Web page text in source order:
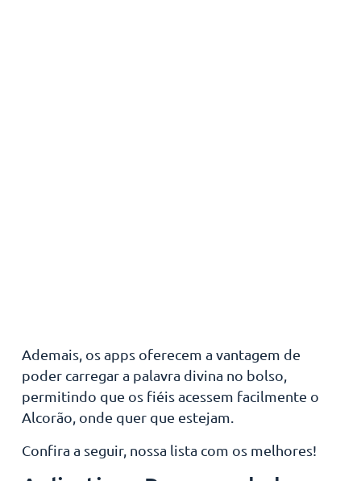
Ademais, os apps oferecem a vantagem de
poder carregar a palavra divina no bolso,
permitindo que os fiéis acessem facilmente o
Alcorão, onde quer que estejam.
Confira a seguir, nossa lista com os melhores!